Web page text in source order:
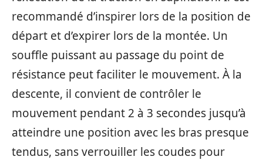
recommandé d’inspirer lors de la position de
départ et d’expirer lors de la montée. Un
souffle puissant au passage du point de
résistance peut faciliter le mouvement. À la
descente, il convient de contrôler le
mouvement pendant 2 à 3 secondes jusqu’à
atteindre une position avec les bras presque
tendus, sans verrouiller les coudes pour